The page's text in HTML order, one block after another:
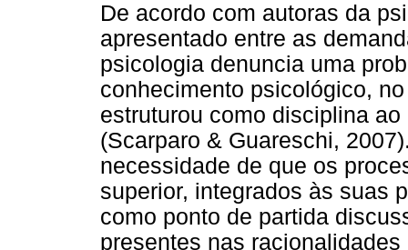
De acordo com autoras da
apresentado entre as
psicologia denuncia uma
conhecimento psicológico,
estruturou como disciplina
(Scarparo & Guareschi,
necessidade de que os
superior, integrados às suas
como ponto de partida
presentes nas